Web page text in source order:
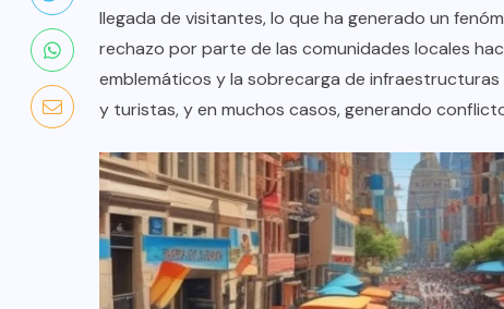
llegada de visitantes, lo que ha generado un
rechazo por parte de las comunidades locales
emblemáticos y la sobrecarga de
y turistas, y en muchos casos, generando